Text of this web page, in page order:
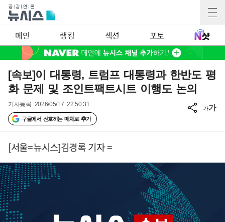
메인 랭킹 섹션 포토
[속보]이 대통령, 트럼프 대통령과 한반도 평
화 문제 및 조인트팩트시트 이행도 논의
기사등록 2026/05/17 22:50:31
구글에서 선호하는 매체로 추가
가가
[서울=뉴시스]김경록 기자 =